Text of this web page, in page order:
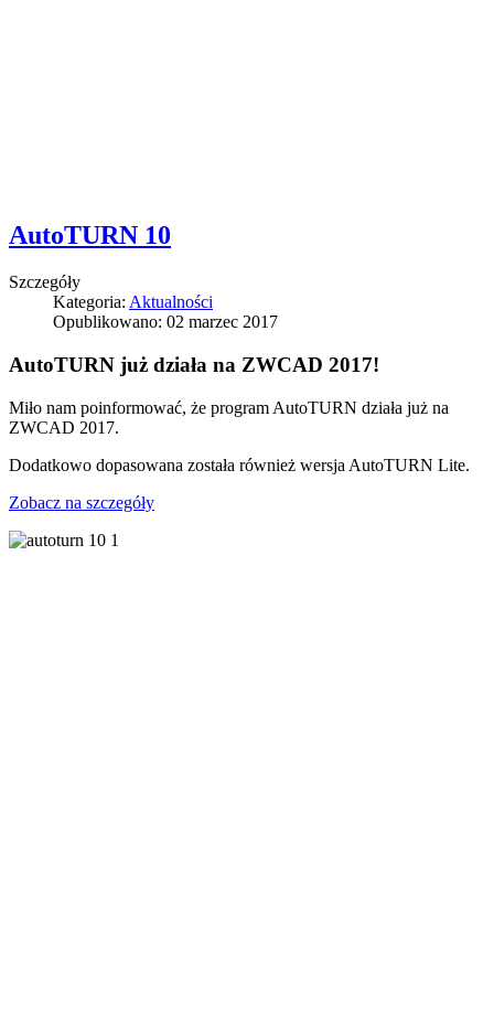
AutoTURN 10
Szczegóły
Kategoria: Aktualności
Opublikowano: 02 marzec 2017
AutoTURN już działa na ZWCAD 2017!
Miło nam poinformować, że program AutoTURN działa już na
ZWCAD 2017.
Dodatkowo dopasowana została również wersja AutoTURN Lite.
Zobacz na szczegóły